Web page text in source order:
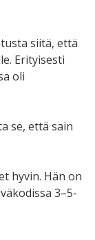
siitä, että
Erityisesti
oli
se, että sain
hyvin. Hän on
3–5-